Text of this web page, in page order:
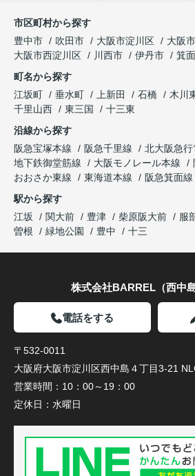
市区町村から探す
豊中市
吹田市 大阪市淀川区 大阪
大阪市西淀川区
川西市 伊丹市 箕
町名から探す
江坂町
垂水町 上新田 石橋 木川
千里山西
東三国
十三東
沿線から探す
阪急宝塚本線
阪急千里線
北大阪急行
地下鉄御堂筋線
大阪モノレール本線
おおさか東線
東海道本線 阪急箕面線
駅から探す
江坂
関大前 豊津 柴原阪大前 服
曽根
緑地公園 豊中 十三
株式会社BARREL（西中島
電話をする
〒532-0011
大阪府大阪市淀川区西中島４丁目3-21
営業時間： 10：00～19：00
定休日： 水曜日